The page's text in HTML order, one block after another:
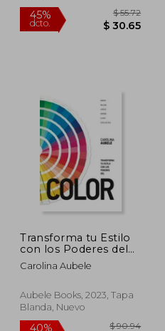
45%
dcto.
Transforma tu Estilo
con los Poderes del
Color
Carolina Aubele
Aubele Books, 2023, Tapa
Blanda, Nuevo